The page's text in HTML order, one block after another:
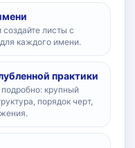
создайте листы с
каждого имени.
практики
крупный
порядок черт,